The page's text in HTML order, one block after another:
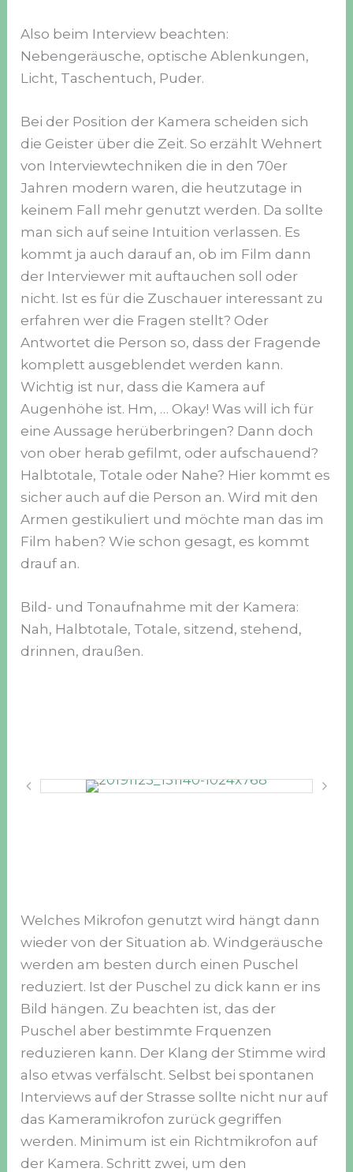
Also beim Interview beachten:
Nebengeräusche, optische Ablenkungen,
Licht, Taschentuch, Puder.
Bei der Position der Kamera scheiden sich
die Geister über die Zeit. So erzählt Wehnert
von Interviewtechniken die in den 70er
Jahren modern waren, die heutzutage in
keinem Fall mehr genutzt werden. Da sollte
man sich auf seine Intuition verlassen. Es
kommt ja auch darauf an, ob im Film dann
der Interviewer mit auftauchen soll oder
nicht. Ist es für die Zuschauer interessant zu
erfahren wer die Fragen stellt? Oder
Antwortet die Person so, dass der Fragende
komplett ausgeblendet werden kann.
Wichtig ist nur, dass die Kamera auf
Augenhöhe ist. Hm, … Okay! Was will ich für
eine Aussage herüberbringen? Dann doch
von ober herab gefilmt, oder aufschauend?
Halbtotale, Totale oder Nahe? Hier kommt es
sicher auch auf die Person an. Wird mit den
Armen gestikuliert und möchte man das im
Film haben? Wie schon gesagt, es kommt
drauf an.
Bild- und Tonaufnahme mit der Kamera:
Nah, Halbtotale, Totale, sitzend, stehend,
drinnen, draußen.
Welches Mikrofon genutzt wird hängt dann
wieder von der Situation ab. Windgeräusche
werden am besten durch einen Puschel
reduziert. Ist der Puschel zu dick kann er ins
Bild hängen. Zu beachten ist, das der
Puschel aber bestimmte Frquenzen
reduzieren kann. Der Klang der Stimme wird
also etwas verfälscht. Selbst bei spontanen
Interviews auf der Strasse sollte nicht nur auf
das Kameramikrofon zurück gegriffen
werden. Minimum ist ein Richtmikrofon auf
der Kamera. Schritt zwei, um den